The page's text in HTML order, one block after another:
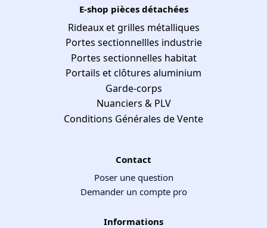
E-shop pièces détachées
Rideaux et grilles métalliques
Portes sectionnellles industrie
Portes sectionnelles habitat
Portails et clôtures aluminium
Garde-corps
Nuanciers & PLV
Conditions Générales de Vente
Contact
Poser une question
Demander un compte pro
Informations